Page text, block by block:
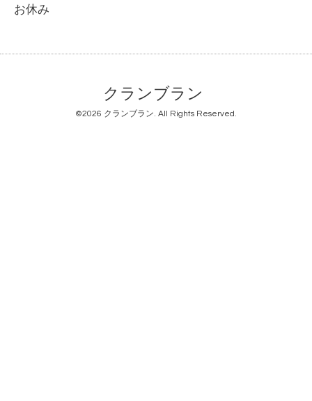
お休み
クランブラン
©2026 クランブラン. All Rights Reserved.